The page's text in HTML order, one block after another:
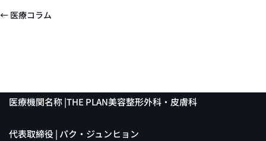
← 医療コラム
医療機関名称 |THE PLAN美容整形外科・皮膚科
代表取締役 | パク・ジュンヒョン